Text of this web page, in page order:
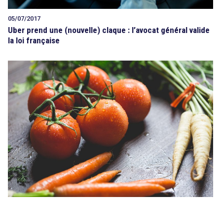
05/07/2017
Uber prend une (nouvelle) claque : l’avocat général valide
la loi française